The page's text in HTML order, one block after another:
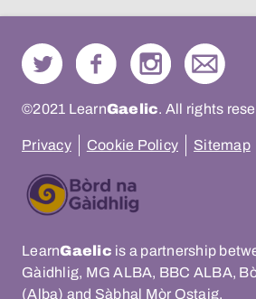
©2021 LearnGaelic. All rights
Privacy Cookie Policy Sitemap
LearnGaelic is a partnership
Gàidhlig, MG ALBA, BBC ALBA,
(Alba) and Sàbhal Mòr Ostaig.